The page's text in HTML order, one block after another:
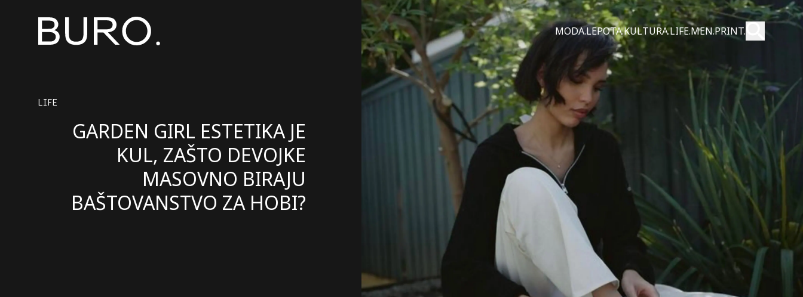
MODA.LEPOTA.KULTURA.LIFE.MEN.PRINT. Pretraži
Pošalji
LIFE
GARDEN GIRL ESTETIKA JE
KUL, ZAŠTO DEVOJKE
MASOVNO BIRAJU
BAŠTOVANSTVO ZA HOBI?